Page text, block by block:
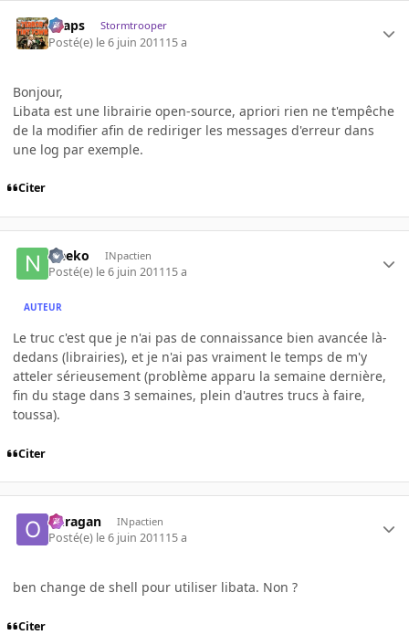
chaps Stormtrooper
Posté(e) le 6 juin 201115 a
Bonjour,
Libata est une librairie open-source, apriori rien ne t'empêche
de la modifier afin de rediriger les messages d'erreur dans
une log par exemple.
Citer
Neeko INpactien
Posté(e) le 6 juin 201115 a
AUTEUR
Le truc c'est que je n'ai pas de connaissance bien avancée là-
dedans (librairies), et je n'ai pas vraiment le temps de m'y
atteler sérieusement (problème apparu la semaine dernière,
fin du stage dans 3 semaines, plein d'autres trucs à faire,
toussa).
Citer
ouragan INpactien
Posté(e) le 6 juin 201115 a
ben change de shell pour utiliser libata. Non ?
Citer